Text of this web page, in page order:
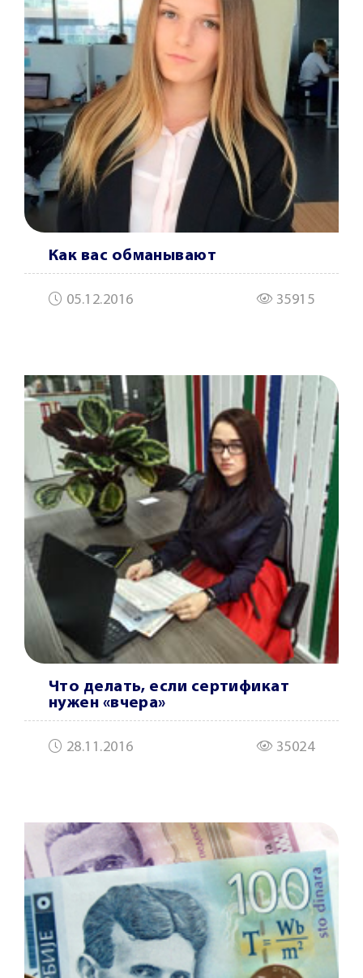
Как вас обманывают
05.12.2016 35915
Что делать, если сертификат
нужен «вчера»
28.11.2016 35024